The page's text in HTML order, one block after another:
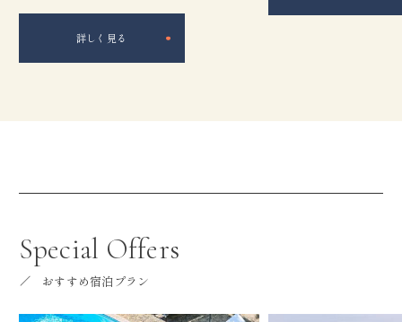
詳しく見る
Special Offers
おすすめ宿泊プラン